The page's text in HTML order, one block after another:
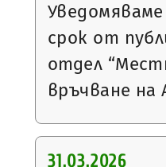
срок от
отдел
връчване на
31.03.2026